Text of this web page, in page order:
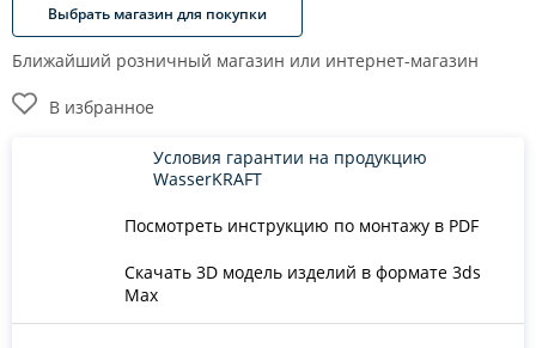
Выбрать магазин для покупки
Ближайший розничный магазин или интернет-магазин
В избранное
Посмотреть инструкцию по монтажу в PDF
Скачать 3D модель изделий в формате 3ds
Max
Условия гарантии на продукцию
WasserKRAFT